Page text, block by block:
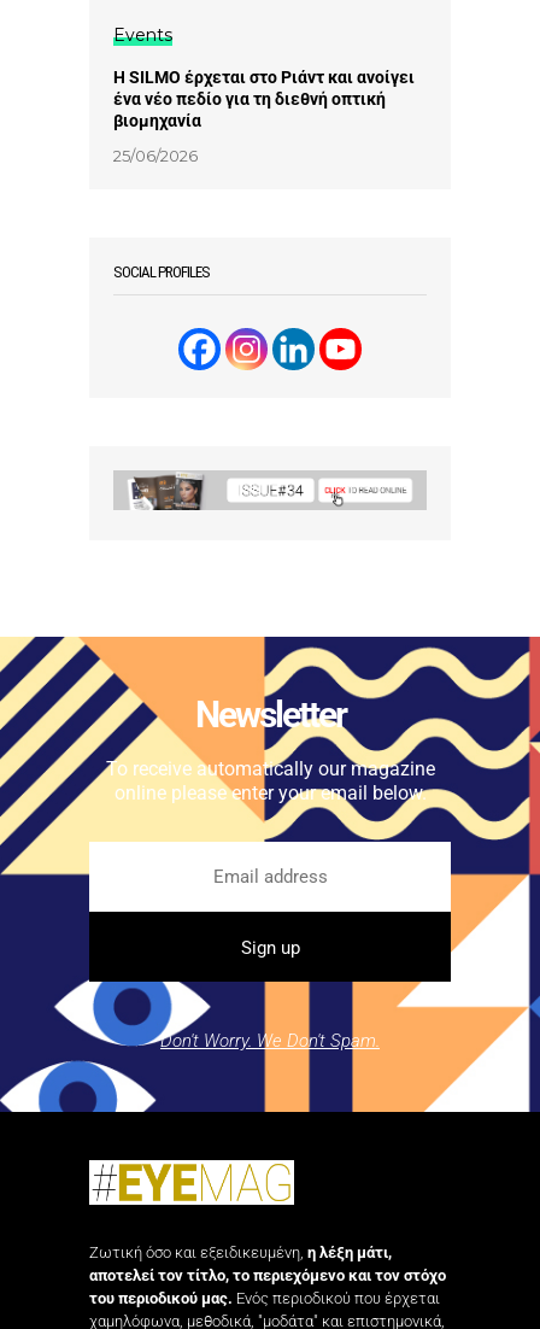
Events
Η SILMO έρχεται στο Ριάντ και ανοίγει
ένα νέο πεδίο για τη διεθνή οπτική
βιομηχανία
25/06/2026
SOCIAL PROFILES
Newsletter
To receive automatically our magazine
online please enter your email below.
Don't Worry. We Don't Spam.
Ζωτική όσο και εξειδικευμένη, η λέξη μάτι,
αποτελεί τον τίτλο, το περιεχόμενο και τον στόχο
του περιοδικού μας. Ενός περιοδικού που έρχεται
χαμηλόφωνα, μεθοδικά, "μοδάτα" και επιστημονικά,